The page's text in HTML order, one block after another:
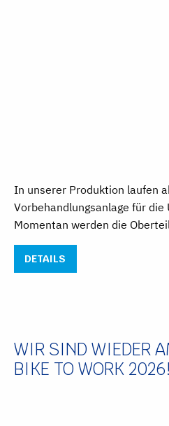
In unserer Produktion laufen
Vorbehandlungsanlage für die
Momentan werden die
DETAILS
WIR SIND WIEDER
BIKE TO WORK 2026!